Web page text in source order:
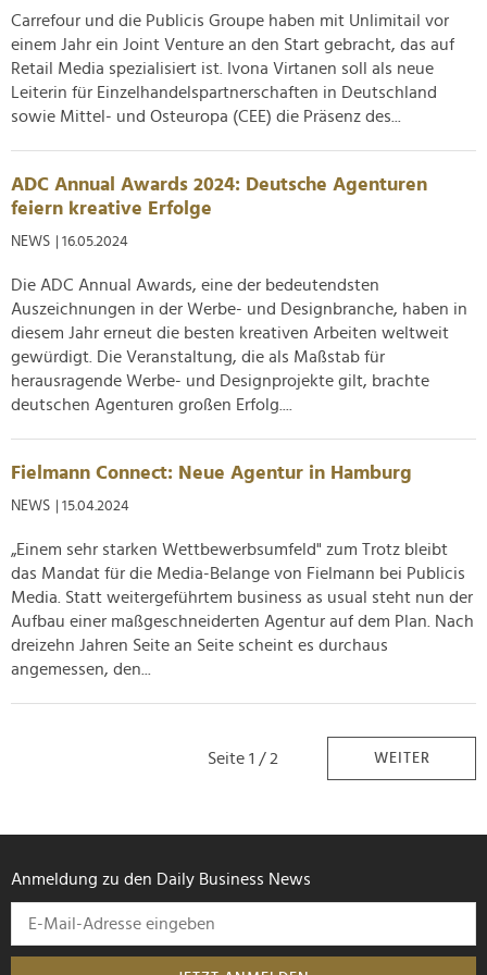
Partner führen diese Informationen möglicherweise mit
weiteren Daten zusammen, die Sie ihnen bereitgestellt
haben oder die sie im Rahmen Ihrer Nutzung der Dienste
gesammelt haben.
Carrefour und die Publicis Groupe haben mit Unlimitail vor
einem Jahr ein Joint Venture an den Start gebracht, das auf
Retail Media spezialisiert ist. Ivona Virtanen soll als neue
Leiterin für Einzelhandelspartnerschaften in Deutschland
sowie Mittel- und Osteuropa (CEE) die Präsenz des...
ADC Annual Awards 2024: Deutsche Agenturen
feiern kreative Erfolge
NEWS | 16.05.2024
Die ADC Annual Awards, eine der bedeutendsten
Auszeichnungen in der Werbe- und Designbranche, haben in
diesem Jahr erneut die besten kreativen Arbeiten weltweit
gewürdigt. Die Veranstaltung, die als Maßstab für
herausragende Werbe- und Designprojekte gilt, brachte
deutschen Agenturen großen Erfolg....
Fielmann Connect: Neue Agentur in Hamburg
NEWS | 15.04.2024
„Einem sehr starken Wettbewerbsumfeld" zum Trotz bleibt
das Mandat für die Media-Belange von Fielmann bei Publicis
Media. Statt weitergeführtem business as usual steht nun der
Aufbau einer maßgeschneiderten Agentur auf dem Plan. Nach
dreizehn Jahren Seite an Seite scheint es durchaus
angemessen, den...
Seite 1 / 2 WEITER
Anmeldung zu den Daily Business News